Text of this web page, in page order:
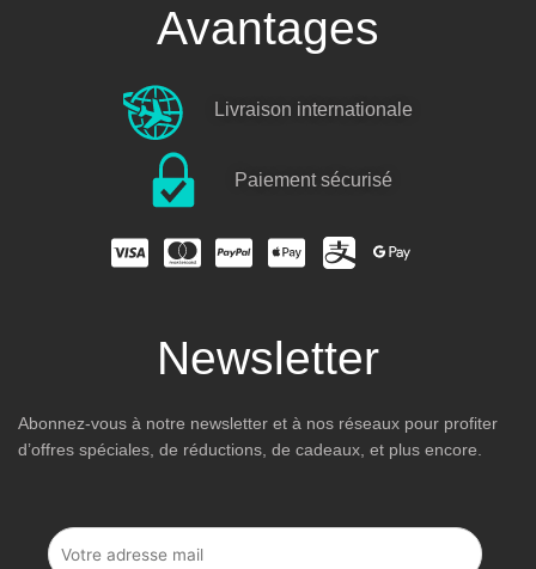
Avantages
Livraison internationale
Paiement sécurisé
Newsletter
Abonnez-vous à notre newsletter et à nos réseaux pour profiter
d’offres spéciales, de réductions, de cadeaux, et plus encore.